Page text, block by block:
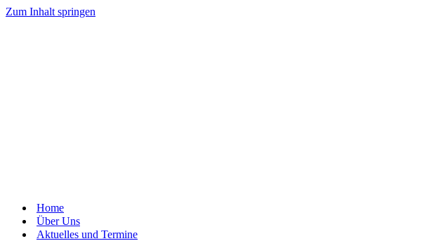
Zum Inhalt springen
Home
Über Uns
Aktuelles und Termine